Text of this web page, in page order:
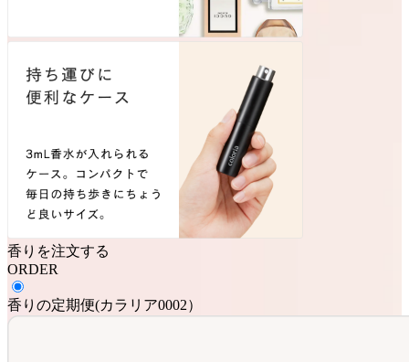
香りを注文する
ORDER
香りの定期便(カラリア0002）